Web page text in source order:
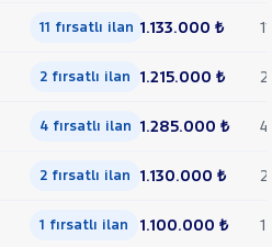
11 fırsatlı ilan 1.133.000 ₺ 11
2 fırsatlı ilan 1.215.000 ₺ 2
4 fırsatlı ilan 1.285.000 ₺ 4
2 fırsatlı ilan 1.130.000 ₺ 2
1 fırsatlı ilan 1.100.000 ₺ 1